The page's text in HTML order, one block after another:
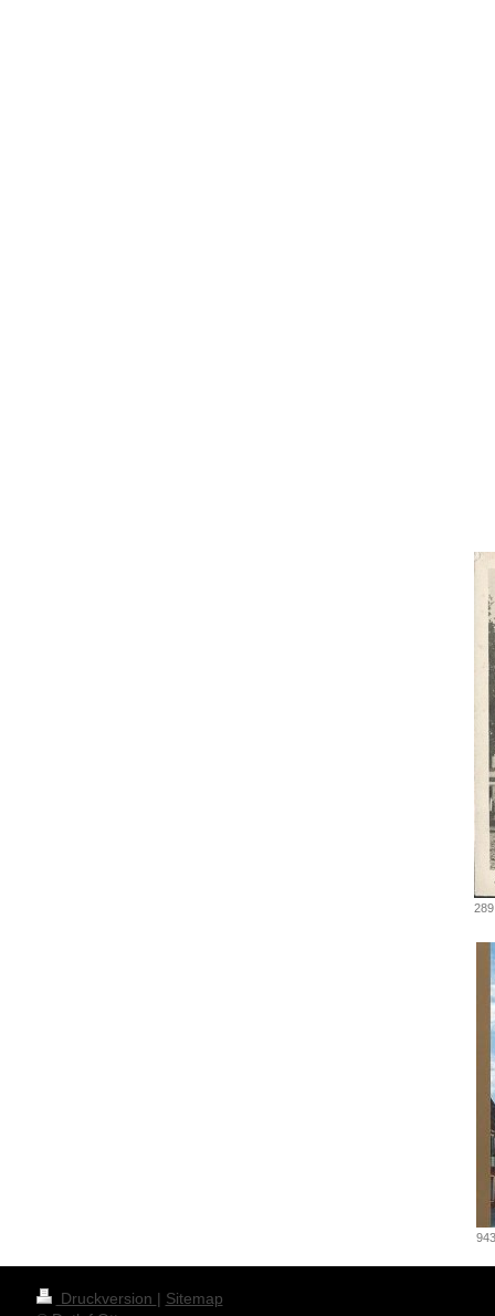
Druckversion | Sitemap